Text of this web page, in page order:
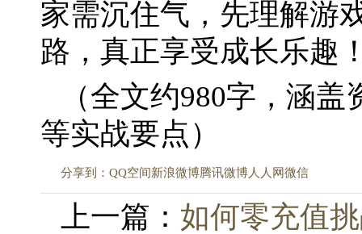
家需沉住气，先理解游
路，真正享受成长乐趣
（全文约980字，涵
等实战要点）
分享到： QQ空间新浪微博腾讯微博人人网微信
上一篇： 如何零充值